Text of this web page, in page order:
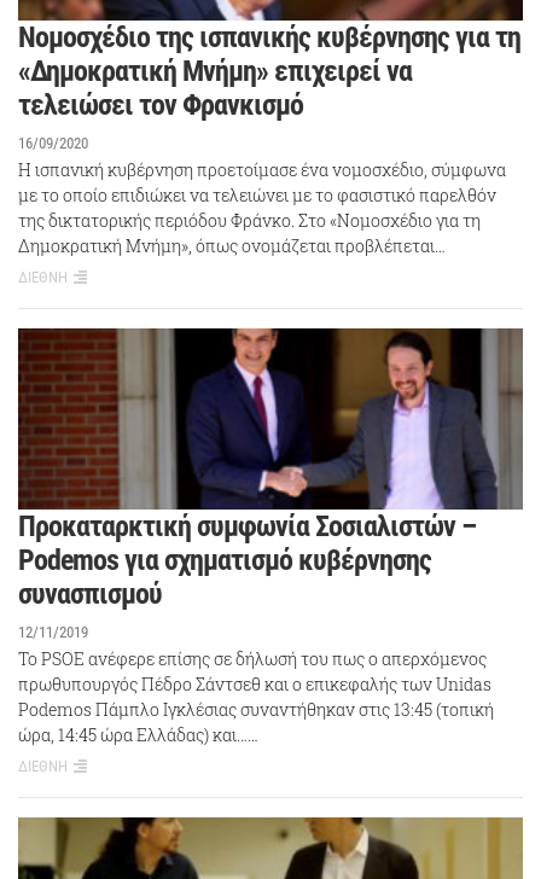
Νομοσχέδιο της ισπανικής κυβέρνησης για τη
«Δημοκρατική Μνήμη» επιχειρεί να
τελειώσει τον Φρανκισμό
16/09/2020
Η ισπανική κυβέρνηση προετοίμασε ένα νομοσχέδιο, σύμφωνα
με το οποίο επιδιώκει να τελειώνει με το φασιστικό παρελθόν
της δικτατορικής περιόδου Φράνκο. Στο «Νομοσχέδιο για τη
Δημοκρατική Μνήμη», όπως ονομάζεται προβλέπεται…
ΔΙΕΘΝΗ
Προκαταρκτική συμφωνία Σοσιαλιστών –
Podemos για σχηματισμό κυβέρνησης
συνασπισμού
12/11/2019
Το PSOE ανέφερε επίσης σε δήλωσή του πως ο απερχόμενος
πρωθυπουργός Πέδρο Σάντσεθ και ο επικεφαλής των Unidas
Podemos Πάμπλο Ιγκλέσιας συναντήθηκαν στις 13:45 (τοπική
ώρα, 14:45 ώρα Ελλάδας) και……
ΔΙΕΘΝΗ